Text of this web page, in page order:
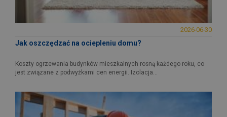
2026-06-30
Jak oszczędzać na ociepleniu domu?
Koszty ogrzewania budynków mieszkalnych rosną każdego roku, co
jest związane z podwyżkami cen energii. Izolacja...